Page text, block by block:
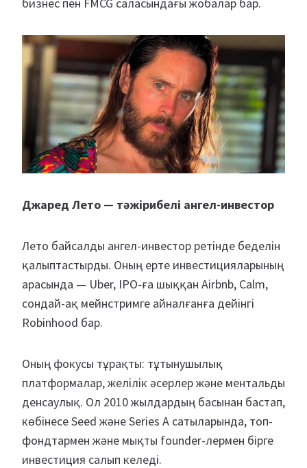
бизнес пен FMCG саласындағы жобалар бар.
Джаред Лето — тәжірибелі ангел-инвестор
Лето байсалды ангел-инвестор ретінде беделін
қалыптастырды. Оның ерте инвестицияларының
арасында — Uber, IPO-ға шыққан Airbnb, Calm,
сондай-ақ мейнстримге айналғанға дейінгі
Robinhood бар.
Оның фокусы тұрақты: тұтынушылық
платформалар, желілік әсерлер және ментальды
денсаулық. Ол 2010 жылдардың басынан бастап,
көбінесе Seed және Series A сатыларында, топ-
фондтармен және мықты founder-лермен бірге
инвестиция салып келеді.